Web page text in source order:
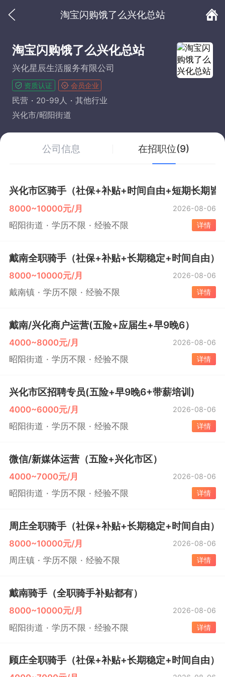
淘宝闪购饿了么兴化总站
淘宝闪购饿了么兴化总站
兴化星辰生活服务有限公司
资质认证 会员企业
民营 20-99人
其他行业
兴化市/昭阳街道
公司信息 在招职位(9)
兴化市区骑手（社保+补贴+时间自由+短期长期皆
8000~10000元/月 2026-08-06
昭阳街道 学历不限 经验不限 详情
戴南全职骑手（社保+补贴+长期稳定+时间自由）
8000~10000元/月 2026-08-06
戴南镇 学历不限 经验不限 详情
戴南/兴化商户运营(五险+应届生+早9晚6）
4000~8000元/月 2026-08-06
昭阳街道 学历不限 经验不限 详情
兴化市区招聘专员(五险+早9晚6+带薪培训)
4000~6000元/月 2026-08-06
昭阳街道 学历不限 经验不限 详情
微信/新媒体运营（五险+兴化市区）
4000~7000元/月 2026-08-06
昭阳街道 学历不限 经验不限 详情
周庄全职骑手（社保+补贴+长期稳定+时间自由）
8000~10000元/月 2026-08-06
周庄镇 学历不限 经验不限 详情
戴南骑手（全职骑手补贴都有）
8000~10000元/月 2026-08-06
昭阳街道 学历不限 经验不限 详情
顾庄全职骑手（社保+补贴+长期稳定+时间自由）